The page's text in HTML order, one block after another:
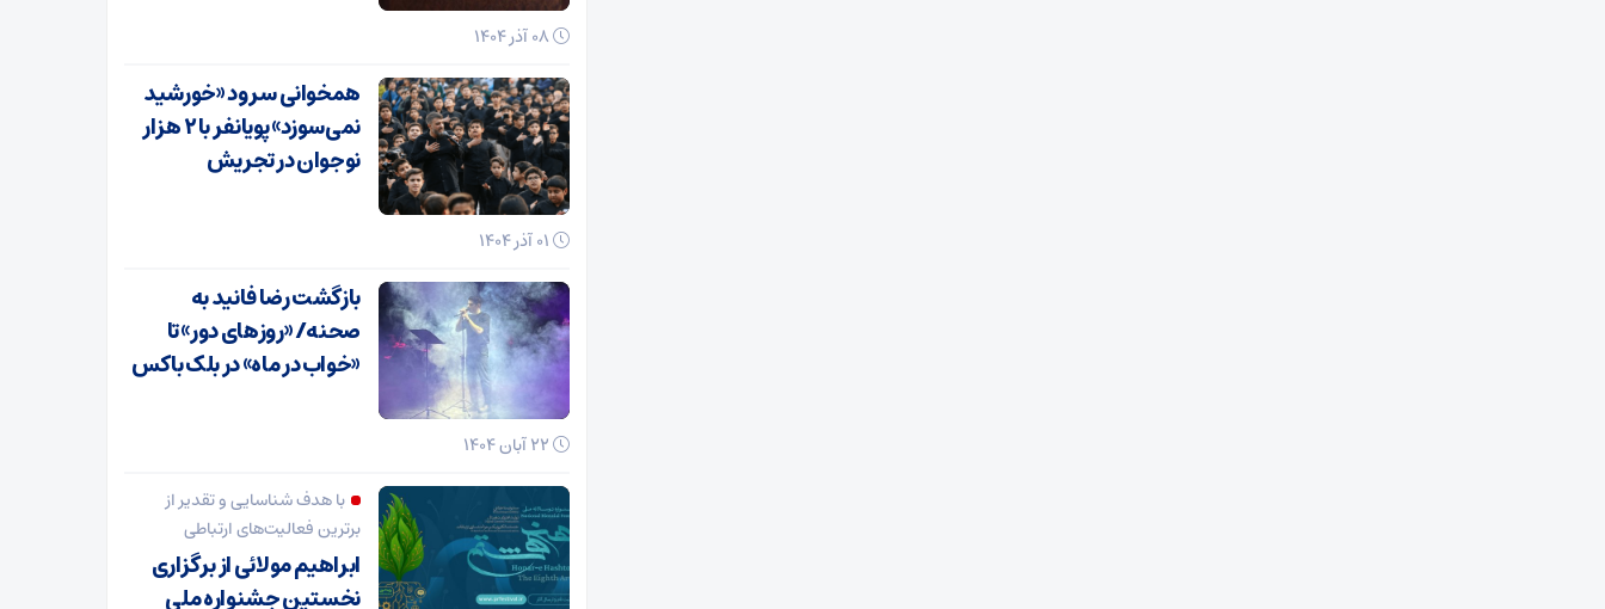
همخوانی سرود «خورشید
نمی‌سوزد» پویانفر با ۲ هزار
نوجوان در تجریش
بازگشت رضا فانید به
صحنه/ «روزهای دور» تا
«خواب در ماه» در بلک باکس
با هدف شناسایی و تقدیر از
برترین فعالیت‌های ارتباطی
ابراهیم مولائی از برگزاری
نخستین جشنواره ملی